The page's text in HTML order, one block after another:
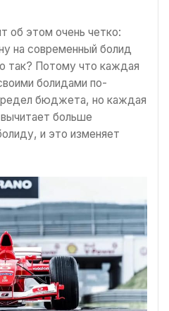
об этом очень четко:
на современный болид
так? Потому что каждая
болидами по-
бюджета, но каждая
больше
и это изменяет